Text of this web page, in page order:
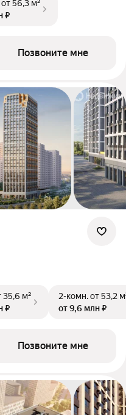
от 56,3 м²
₽
Позвоните мне
35,6 м²
₽
2-комн.от 53,2
от 9,6 млн ₽
Позвоните мне